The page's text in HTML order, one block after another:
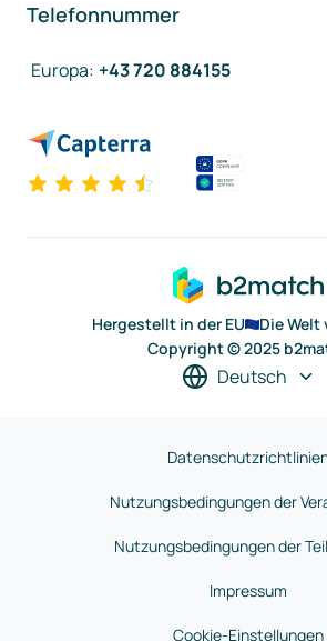
Telefonnummer
Europa: +43 720 884155
Hergestellt in der EU
Die Welt
Copyright © 2025
Deutsch
Nutzungsbedingungen der
Nutzungsbedingungen der
Impressum
Cookie-Einstellungen